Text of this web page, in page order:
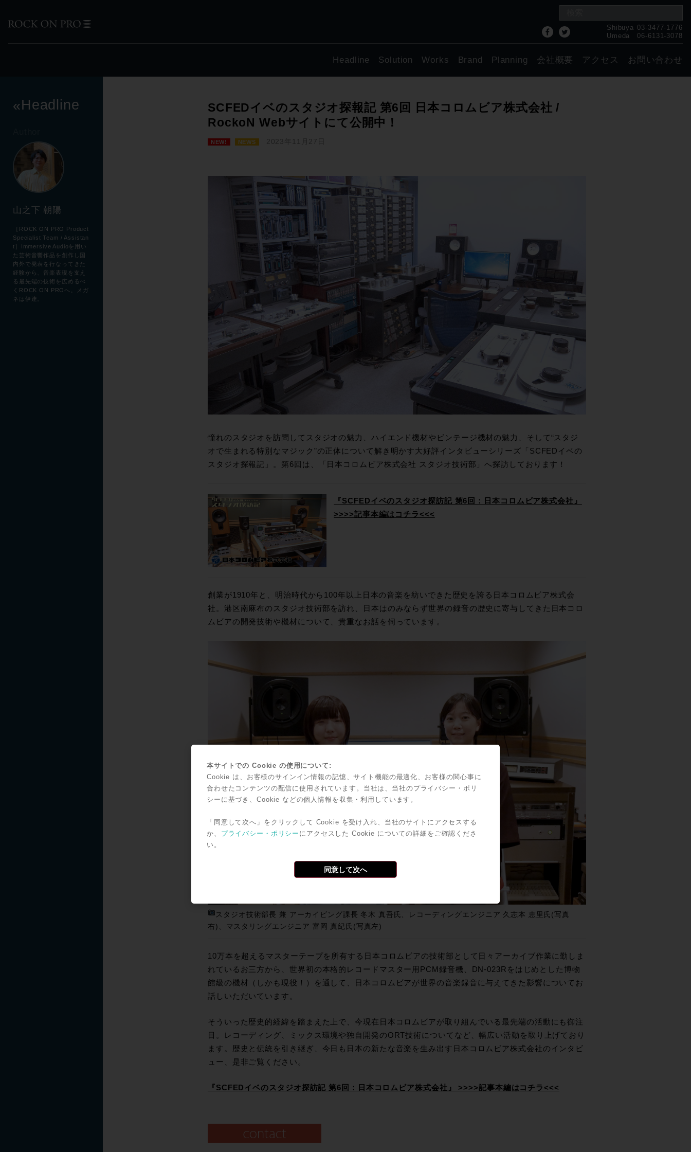
Shibuya 03-3477-1776
Umeda
06-6131-3078
Headline Solution Works Brand Planning 会社概要 アクセス お問い合わせ
«Headline
山之下 朝陽
［ROCK ON PRO Product
Specialist Team / Assistan
t］Immersive Audioを用い
た芸術音響作品を創作し国
内外で発表を行なってきた
経験から、音楽表現を支え
る最先端の技術を広めるべ
くROCK ON PROへ。メガ
ネは伊達。
SCFEDイベのスタジオ探報記 第6回 日本コロムビア株式会社 /
RockoN Webサイトにて公開中！
NEW! NEWS 2023年11月27日
憧れのスタジオを訪問してスタジオの魅力、ハイエンド機材やビンテージ機材の魅力、そして“スタジ
オで生まれる特別なマジック”の正体について解き明かす大好評インタビューシリーズ「SCFEDイベの
スタジオ探報記」。第6回は、「日本コロムビア株式会社 スタジオ技術部」へ探訪しております！
『SCFEDイベのスタジオ探訪記 第6回：日本コロムビア株式会社』
>>>>記事本編はコチラ<<<
創業が1910年と、明治時代から100年以上日本の音楽を紡いできた歴史を誇る日本コロムビア株式会
社。港区南麻布のスタジオ技術部を訪れ、日本はのみならず世界の録音の歴史に寄与してきた日本コロ
ムビアの開発技術や機材について、貴重なお話を伺っています。
スタジオ技術部長 兼 アーカイビング課長 冬木 真吾氏、レコーディングエンジニア 久志本 恵里氏(写真
右)、マスタリングエンジニア 富岡 真紀氏(写真左)
10万本を超えるマスターテープを所有する日本コロムビアの技術部として日々アーカイブ作業に勤しま
れているお三方から、世界初の本格的レコードマスター用PCM録音機、DN-023Rをはじめとした博物
館級の機材（しかも現役！）を通して、日本コロムビアが世界の音楽録音に与えてきた影響についてお
話しいただいています。
そういった歴史的経緯を踏まえた上で、今現在日本コロムビアが取り組んでいる最先端の活動にも御注
目。レコーディング、ミックス環境や独自開発のORT技術についてなど、幅広い活動を取り上げており
ます。歴史と伝統を引き継ぎ、今日も日本の新たな音楽を生み出す日本コロムビア株式会社のインタビ
ュー、是非ご覧ください。
『SCFEDイベのスタジオ探訪記 第6回：日本コロムビア株式会社』 >>>>記事本編はコチラ<<<
本サイトでの Cookie の使用について:
Cookie は、お客様のサインイン情報の記憶、サイト機能の最適化、お客様の関心事に
合わせたコンテンツの配信に使用されています。当社は、当社のプライバシー・ポリ
シーに基づき、Cookie などの個人情報を収集・利用しています。
「同意して次へ」をクリックして Cookie を受け入れ、当社のサイトにアクセスする
か、 プライバシー・ポリシー にアクセスした Cookie についての詳細をご確認くださ
い。
同意して次へ